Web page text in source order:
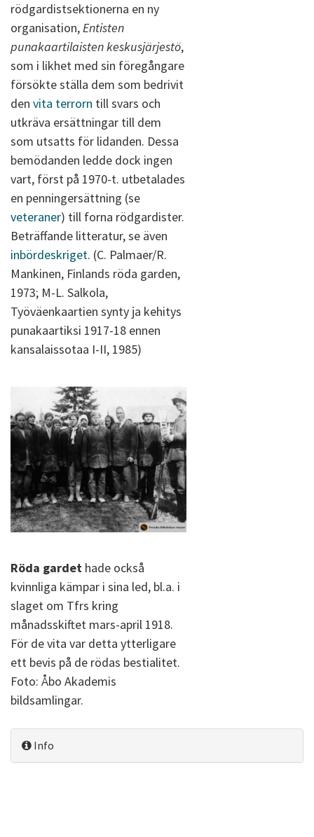
rödgardistsektionerna en ny
organisation,Entisten
punakaartilaisten keskusjärjestö,
som i likhet med sin föregångare
försökte ställa dem som bedrivit
den vita terrorn till svars och
utkräva ersättningar till dem
som utsatts för lidanden. Dessa
bemödanden ledde dock ingen
vart, först på 1970-t. utbetalades
en penningersättning (se
veteraner) till forna rödgardister.
Beträffande litteratur, se även
inbördeskriget. (C. Palmaer/R.
Mankinen, Finlands röda garden,
1973; M-L. Salkola,
Työväenkaartien synty ja kehitys
punakaartiksi 1917-18 ennen
kansalaissotaa I-II, 1985)
Röda gardet hade också
kvinnliga kämpar i sina led, bl.a. i
slaget om Tfrs kring
månadsskiftet mars-april 1918.
För de vita var detta ytterligare
ett bevis på de rödas bestialitet.
Foto: Åbo Akademis
bildsamlingar.
Info